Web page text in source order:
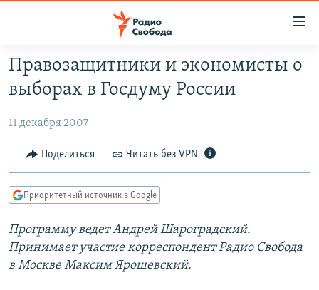
упрощенного
доступа
содержанию
Вернутся
навигации
Вернутся
ПРОГРАММЫ
ПОДКАСТЫ
АВТОРСКИЕ ПРОЕКТЫ
ЦИТАТЫ СВОБОДЫ
КУЛЬТУРА
IDEL.РЕАЛИИ
КАВКАЗ.РЕАЛИИ
Правозащитники и экономисты о
выборах в Госдуму России
11 декабря 2007
Поделиться Читать без VPN
Приоритетный источник в Google
Программу ведет Андрей Шароградский.
Принимает участие корреспондент Радио Свобода
в Москве Максим Ярошевский.